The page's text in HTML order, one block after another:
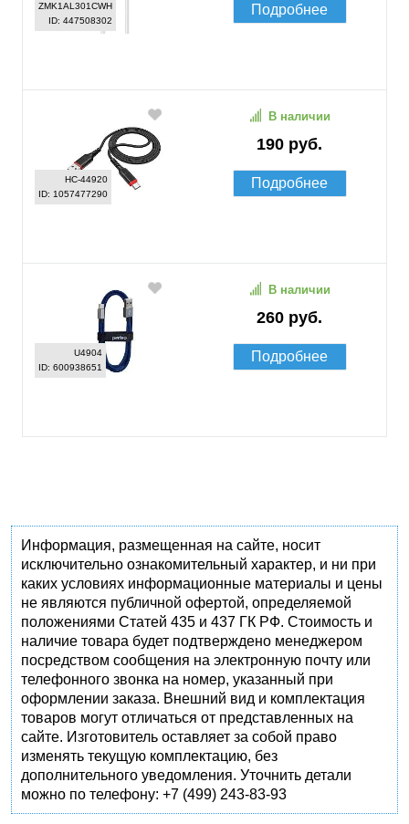
ZMK1AL301CWH
ID: 447508302
Подробнее
HC-44920
ID: 1057477290
190 руб.
В наличии
Подробнее
U4904
ID: 600938651
260 руб.
В наличии
Подробнее
Информация, размещенная на сайте, носит
исключительно ознакомительный характер, и ни при
каких условиях информационные материалы и цены
не являются публичной офертой, определяемой
положениями Статей 435 и 437 ГК РФ. Стоимость и
наличие товара будет подтверждено менеджером
посредством сообщения на электронную почту или
телефонного звонка на номер, указанный при
оформлении заказа. Внешний вид и комплектация
товаров могут отличаться от представленных на
сайте. Изготовитель оставляет за собой право
изменять текущую комплектацию, без
дополнительного уведомления. Уточнить детали
можно по телефону: +7 (499) 243-83-93